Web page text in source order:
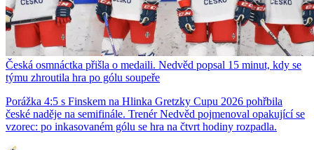
Česká osmnáctka přišla o medaili. Nedvěd popsal 15 minut, kdy se
týmu zhroutila hra po gólu soupeře
Porážka 4:5 s Finskem na Hlinka Gretzky Cupu 2026 pohřbila
české naděje na semifinále. Trenér Nedvěd pojmenoval opakující se
vzorec: po inkasovaném gólu se hra na čtvrt hodiny rozpadla.